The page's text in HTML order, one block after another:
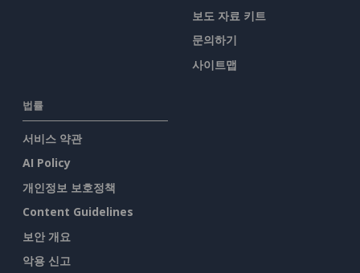
보도 자료 키트
문의하기
사이트맵
법률
서비스 약관
AI Policy
개인정보 보호정책
Content Guidelines
보안 개요
악용 신고